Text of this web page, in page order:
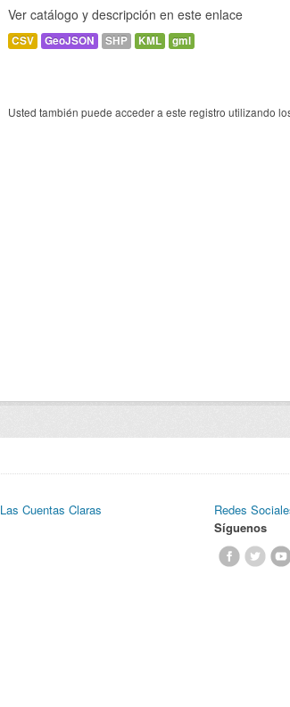
Ver catálogo y descripción en este enlace
CSV GeoJSON SHP KML gml
Usted también puede acceder a este registro utilizando
Las Cuentas Claras
Redes
Síguenos